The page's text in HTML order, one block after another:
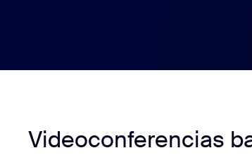
Videoconferencias